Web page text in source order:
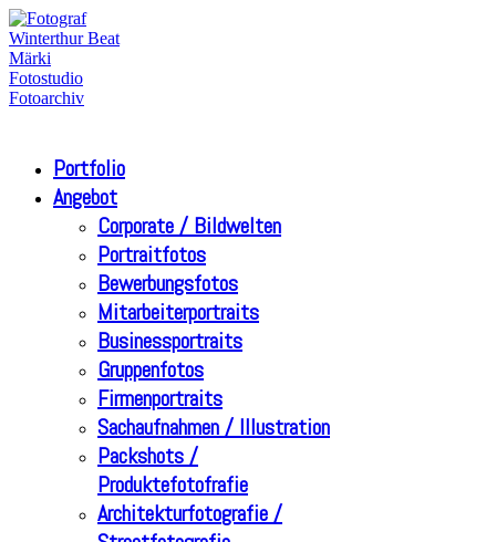
Portfolio
Angebot
Corporate / Bildwelten
Portraitfotos
Bewerbungsfotos
Mitarbeiterportraits
Businessportraits
Gruppenfotos
Firmenportraits
Sachaufnahmen / Illustration
Packshots /
Produktefotofrafie
Architekturfotografie /